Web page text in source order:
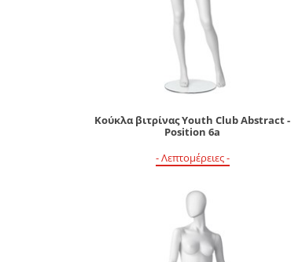
Κούκλα βιτρίνας Youth Club Abstract -
Position 6a
- Λεπτομέρειες -